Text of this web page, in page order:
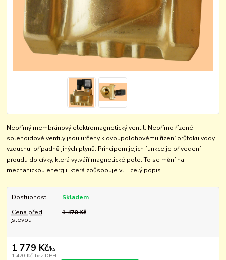
Nepřímý membránový elektromagnetický ventil. Nepřímo řízené
solenoidové ventily jsou určeny k dvoupolohovému řízení průtoku vody,
vzduchu, případně jiných plynů. Principem jejich funkce je přivedení
proudu do cívky, která vytváří magnetické pole. To se mění na
mechanickou energii, která způsobuje vl... celý popis
Dostupnost
Skladem
Cena před
slevou
1 470 Kč
1 779 Kč/ks
1 470 Kč bez DPH